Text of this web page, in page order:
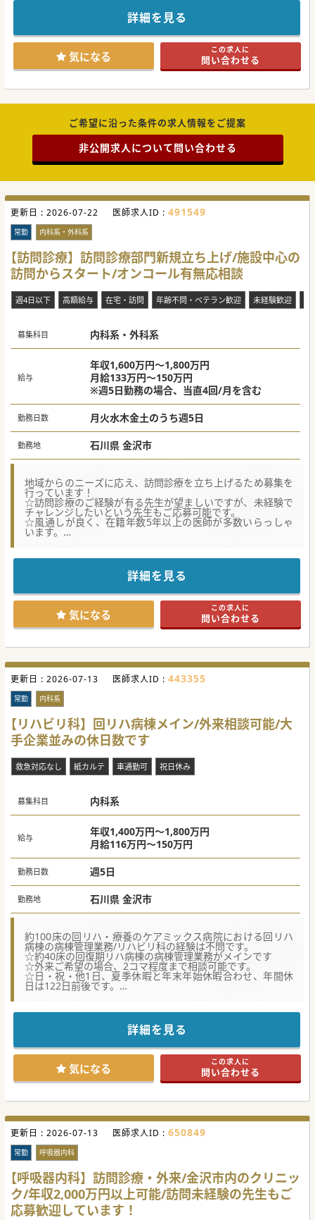
■在宅医療に関心があれば、訪問診療の従事経験は不問で
す。高齢者の全身管理の経験があれば科目も不問です。
■オンコールは常勤医師で分担しておりますので、6～7回/
月受け持ちをお願いできる先生を歓迎しております。
【業務内容】
■訪問先は施設中心ですが、居宅にも訪問を行っておりま
おります。
■午後の時間は臨時往診の対応がメインになるため、携帯が
■オンコールは1stコールは事務スタッフが担当しており、
2ndコール対応となります。呼び出しは0～2件/回と少ないで
■2021年より金沢市内にて訪問診療クリニックを運営してお
ます。
■承継等によるクリニックの展開も構想しており、将来的に
ご専門やご経験に合わせて働き方を変えることも可能です。
■開業を目指している、管理医師にチャレンジしてみたいな
ど、医療経営に関心がある先生も歓迎しております。
#秋入職可
詳細を見る
気になる この求人に
問い合わせる
ご希望に沿った条件の求人情報をご提案
非公開求人について問い合わせる
更新日 : 2026-07-22 医師求人ID : 491549
常勤 内科系・外科系
【訪問診療】訪問診療部門新規立ち上げ/施設中心の
訪問からスタート/オンコール有無応相談
週4日以下 高額給与 在宅・訪問 年齢不問・ベテラン歓迎 未経験歓迎
募集科目 内科系・外科系
給与
年収1,600万円～1,800万円
月給133万円～150万円
※週5日勤務の場合、当直4回/月を含む
勤務日数 月火水木金土のうち週5日
勤務地 石川県 金沢市
地域からのニーズに応え、訪問診療を立ち上げるため募集を
行っています！
☆訪問診療のご経験が有る先生が望ましいですが、未経験で
チャレンジしたいという先生もご応募可能です。
☆風通しが良く、在籍年数5年以上の医師が多数いらっしゃ
います。
☆定年は無く、40代～80代の幅広い年代の医師が活躍されて
★☆コンサルタントからのメッセージ★☆
一般から、地域包括・回復期・療養と幅広い病床を有する病
院です。
業務割合や、勤務日数、夜間対応等のご相談も随時承ってお
ります。
お気軽にお問い合わせください。
詳細を見る
気になる この求人に
問い合わせる
更新日 : 2026-07-13 医師求人ID : 443355
常勤 内科系
【リハビリ科】回リハ病棟メイン/外来相談可能/大
手企業並みの休日数です
救急対応なし 紙カルテ 車通勤可 祝日休み
募集科目 内科系
給与
年収1,400万円～1,800万円
月給116万円～150万円
勤務日数 週5日
勤務地 石川県 金沢市
約100床の回リハ・療養のケアミックス病院における回リハ
病棟の病棟管理業務/リハビリ科の経験は不問です。
☆約40床の回復期リハ病棟の病棟管理業務がメインです
☆外来ご希望の場合、2コマ程度まで相談可能です。
☆日・祝・他1日、夏季休暇と年末年始休暇合わせ、年間休
日は122日前後です。
回復期と療養病床のケアミックス病院です。
リハビリテーション科として勤務いただける先生を募集して
内科ご専門の先生であればリハビリ科のご経験は不問です。
一般内科外来を行いながら、病棟管理を行うなどの働き方も
ご相談可能です。
詳細を見る
気になる この求人に
問い合わせる
更新日 : 2026-07-13 医師求人ID : 650849
常勤 呼吸器内科
【呼吸器内科】訪問診療・外来/金沢市内のクリニッ
ク/年収2,000万円以上可能/訪問未経験の先生もご
応募歓迎しています！